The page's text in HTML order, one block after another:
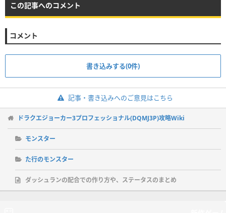
この記事へのコメント
コメント
書き込みする(0件)
記事・書き込みへのご意見はこちら
ドラクエジョーカー3プロフェッショナル(DQMJ3P)攻略Wiki
モンスター
た行のモンスター
ダッシュランの配合での作り方や、ステータスのまとめ